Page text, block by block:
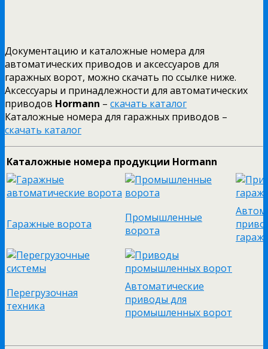
Документацию и каталожные номера для
автоматических приводов и аксессуаров для
гаражных ворот, можно скачать по ссылке ниже.
Аксессуары и принадлежности для автоматических
приводов Hormann – скачать каталог
Каталожные номера для гаражных приводов –
скачать каталог
Каталожные номера продукции Hormann
Гаражные ворота
Промышленные
ворота
Перегрузочная
техника
Автоматические
приводы для
промышленных ворот